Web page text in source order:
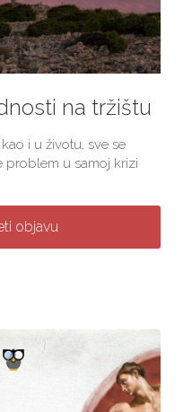
na tržištu
i u životu, sve se
problem u samoj krizi
objavu